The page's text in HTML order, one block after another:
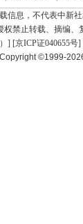
信息，不代表中新
权禁止转载、摘编、
] [京ICP证040655号]
Copyright ©1999-